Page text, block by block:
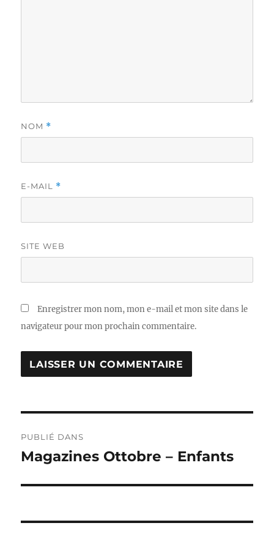
NOM *
E-MAIL *
SITE WEB
Enregistrer mon nom, mon e-mail et mon site dans le
navigateur pour mon prochain commentaire.
de
PUBLIÉ DANS
Magazines Ottobre – Enfants